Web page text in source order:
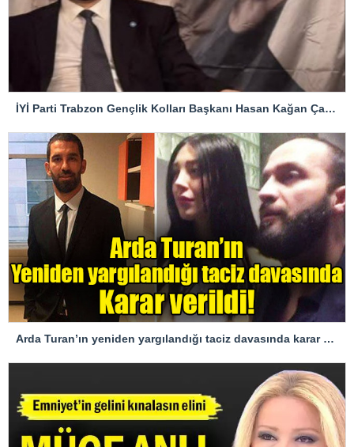
İYİ Parti Trabzon Gençlik Kolları Başkanı Hasan Kağan Çakıroğlu’ndan Mattia Ahmet Minguzzi Davasına Tepki
Arda Turan’ın yeniden yargılandığı taciz davasında karar verildi